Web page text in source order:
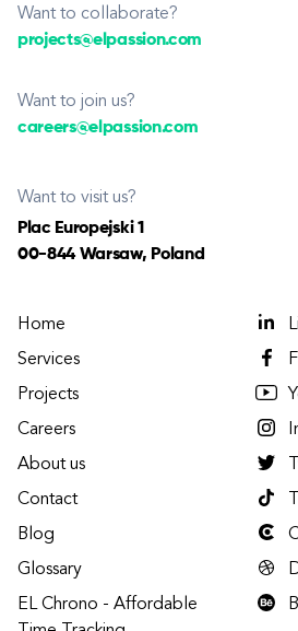
Want to collaborate?
projects@elpassion.com
Want to join us?
careers@elpassion.com
Want to visit us?
Plac Europejski 1
00-844 Warsaw, Poland
Home
Services
Projects
Careers
About us
Contact
Blog
Glossary
EL Chrono - Affordable